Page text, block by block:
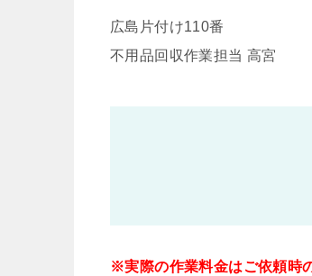
広島片付け110番
不用品回収作業担当 高宮
※実際の作業料金はご依頼時